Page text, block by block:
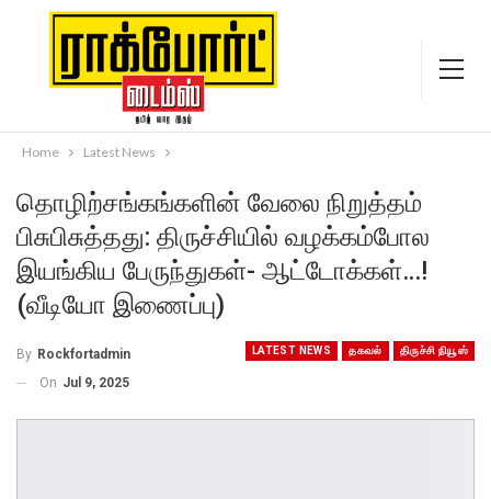
Home Latest News
தொழிற்சங்கங்களின் வேலை நிறுத்தம்
பிசுபிசுத்தது: திருச்சியில் வழக்கம்போல
இயங்கிய பேருந்துகள்- ஆட்டோக்கள்…!
(வீடியோ இணைப்பு)
LATEST NEWS தகவல் திருச்சி நியூஸ்
By Rockfortadmin
On Jul 9, 2025